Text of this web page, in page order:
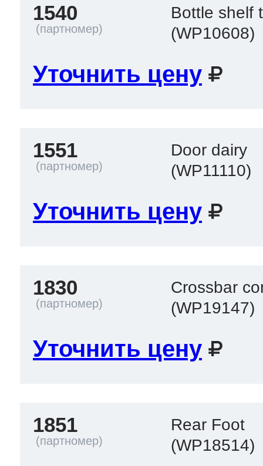
1540
Bottle shelf
(WP10608)
Уточнить цену
1551
Door dairy
(WP11110)
Уточнить цену
1830
Crossbar
(WP19147)
Уточнить цену
1851
Rear Foot
(WP18514)